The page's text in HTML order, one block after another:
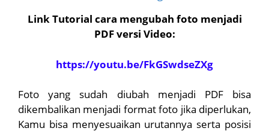
Link Tutorial cara mengubah foto menjadi
PDF versi Video:
https://youtu.be/FkGSwdseZXg
Foto yang sudah diubah menjadi PDF bisa
dikembalikan menjadi format foto jika diperlukan,
Kamu bisa menyesuaikan urutannya serta posisi